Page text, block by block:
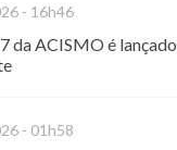
- 16h46
da ACISMO é lançado
- 01h58